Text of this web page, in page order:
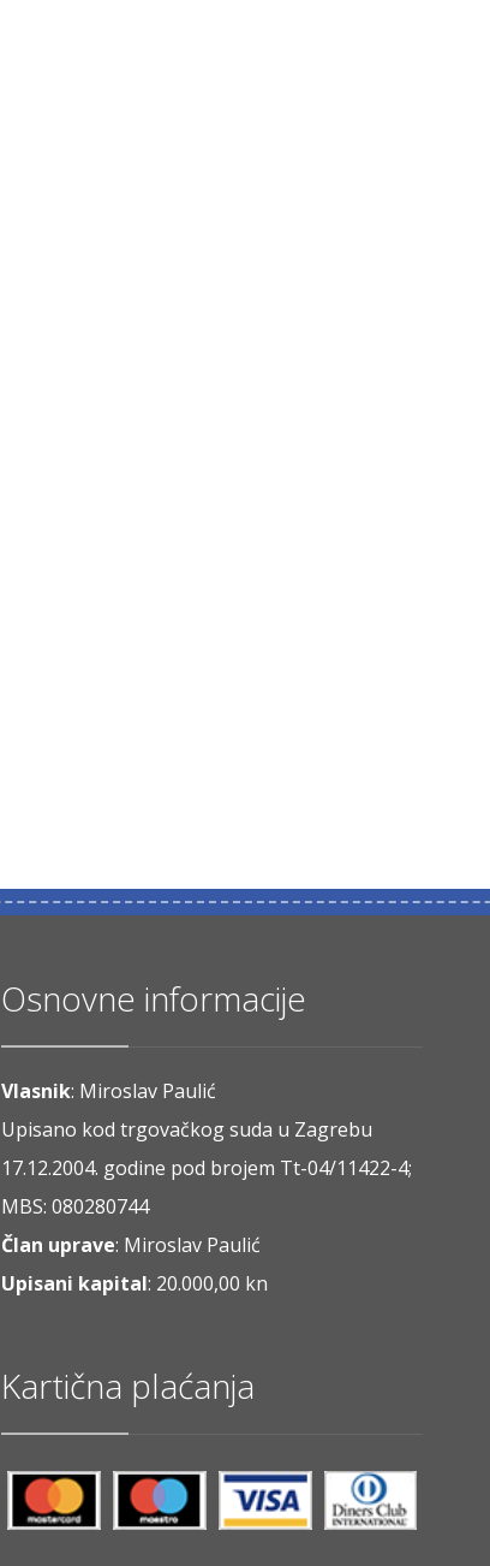
Osnovne informacije
Vlasnik: Miroslav Paulić
Upisano kod trgovačkog suda u Zagrebu
17.12.2004. godine pod brojem Tt-04/11422-4;
MBS: 080280744
Član uprave: Miroslav Paulić
Upisani kapital: 20.000,00 kn
Kartična plaćanja